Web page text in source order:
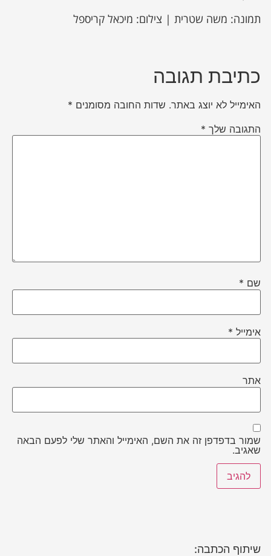
תמונה: משה שטרית | צילום: מיכאל קריספל
כתיבת תגובה
האימייל לא יוצג באתר. שדות החובה מסומנים *
התגובה שלך *
שם *
אימייל *
אתר
שמור בדפדפן זה את השם, האימייל והאתר שלי לפעם הבאה
שאגיב.
שיתוף הכתבה: